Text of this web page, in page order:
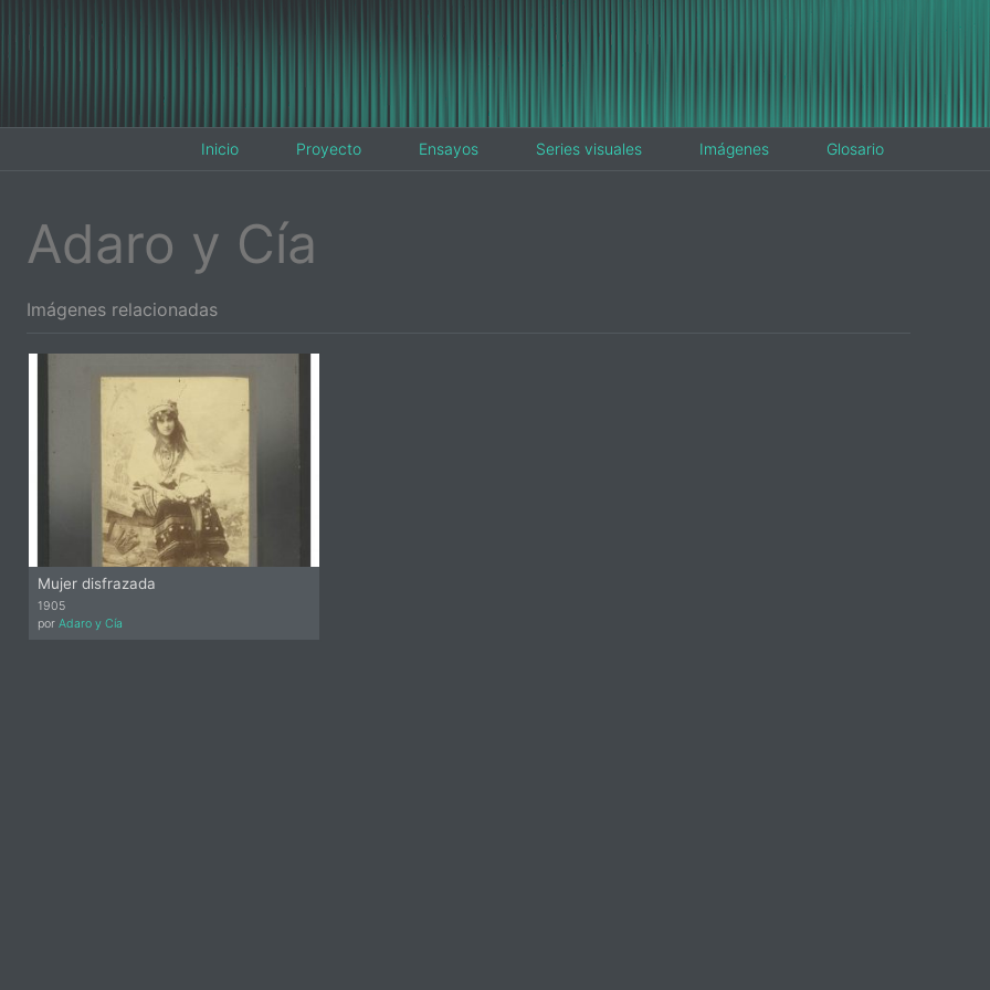
Inicio Proyecto Ensayos Series visuales Imágenes Glosario
Adaro y Cía
Imágenes relacionadas
Mujer disfrazada
1905
por Adaro y Cía